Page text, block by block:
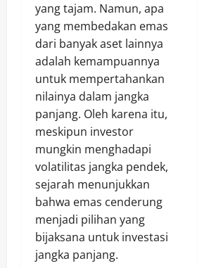
yang tajam. Namun, apa
yang membedakan emas
dari banyak aset lainnya
adalah kemampuannya
untuk mempertahankan
nilainya dalam jangka
panjang. Oleh karena itu,
meskipun investor
mungkin menghadapi
volatilitas jangka pendek,
sejarah menunjukkan
bahwa emas cenderung
menjadi pilihan yang
bijaksana untuk investasi
jangka panjang.